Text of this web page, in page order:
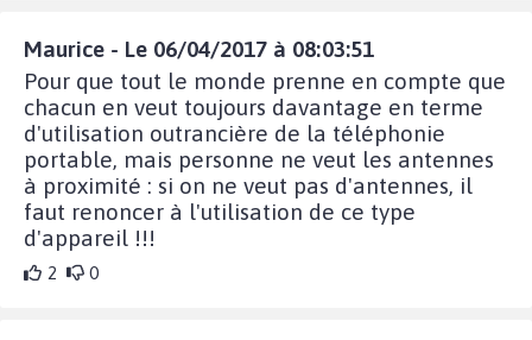
Maurice - Le 06/04/2017 à 08:03:51
Pour que tout le monde prenne en compte que
chacun en veut toujours davantage en terme
d'utilisation outrancière de la téléphonie
portable, mais personne ne veut les antennes
à proximité : si on ne veut pas d'antennes, il
faut renoncer à l'utilisation de ce type
d'appareil !!!
2 0